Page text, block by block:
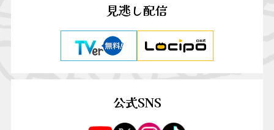
見逃し配信
公式SNS